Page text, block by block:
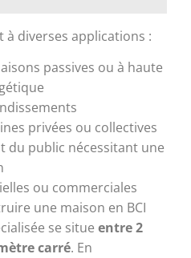
à diverses applications :
passives ou à haute
privées ou collectives
du public nécessitant une
ou commerciales
une maison en BCI
se situe entre 2
carré. En